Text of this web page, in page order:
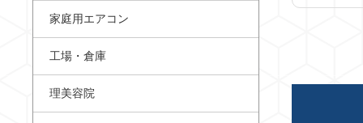
家庭用エアコン
工場・倉庫
理美容院